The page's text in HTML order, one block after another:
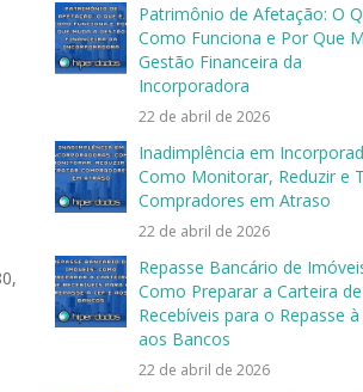
Patrimônio de Afetação: O
Como Funciona e Por Que
Gestão Financeira da
Incorporadora
22 de abril de 2026
Inadimplência em
Como Monitorar, Reduzir e
Compradores em Atraso
22 de abril de 2026
Repasse Bancário de
Como Preparar a Carteira de
Recebíveis para o Repasse à
aos Bancos
22 de abril de 2026